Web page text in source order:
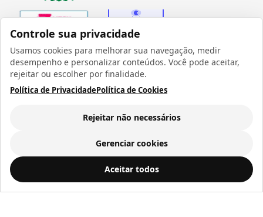
Controle sua privacidade
Usamos cookies para melhorar sua navegação, medir
desempenho e personalizar conteúdos. Você pode aceitar,
rejeitar ou escolher por finalidade.
Política de PrivacidadePolítica de Cookies
Rejeitar não necessários
Gerenciar cookies
Aceitar todos
Copo Térmico de Plástico para Sublimação com Tampa Bico, Alça e Fundo Rosa - 475ml
R$ 21,37
Verificada por
COMÉRCIO LTDA EPP | CNPJ: 07.686.203/0001-22